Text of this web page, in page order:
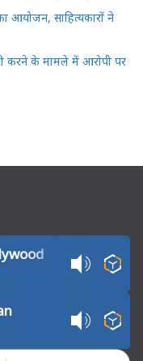
आयोजन, साहित्यकारों ने
करने के मामले में आरोपी पर